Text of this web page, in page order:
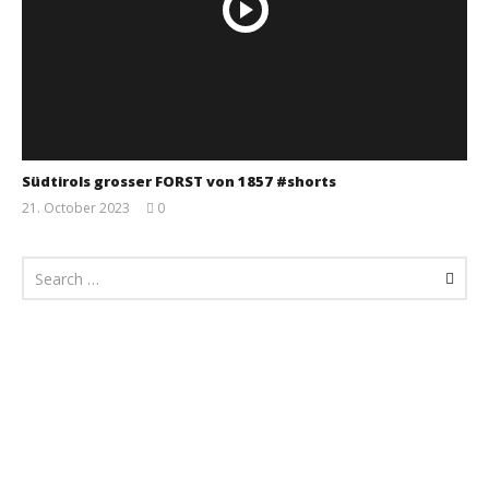
Südtirols grosser FORST von 1857 #shorts
21. October 2023
0